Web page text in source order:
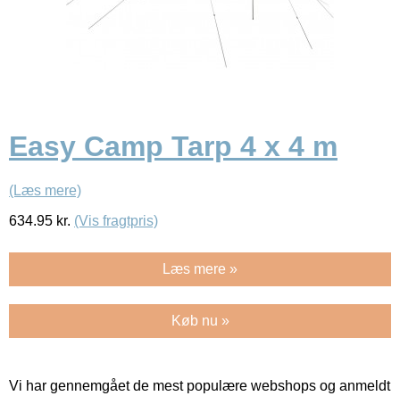
Easy Camp Tarp 4 x 4 m
(Læs mere)
634.95 kr. (Vis fragtpris)
Læs mere »
Køb nu »
Vi har gennemgået de mest populære webshops og anmeldt